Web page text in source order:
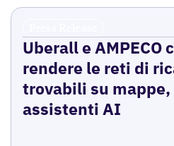
Uberall e AMPECO
rendere le reti di
trovabili su mappe,
assistenti AI